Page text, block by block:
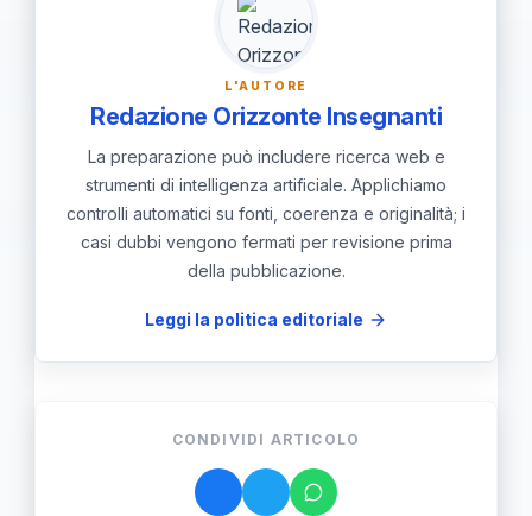
partecipare attivamente alle attività
L'AUTORE
Redazione Orizzonte Insegnanti
La preparazione può includere ricerca web e
strumenti di intelligenza artificiale. Applichiamo
controlli automatici su fonti, coerenza e originalità; i
casi dubbi vengono fermati per revisione prima
della pubblicazione.
Leggi la politica editoriale
CONDIVIDI ARTICOLO